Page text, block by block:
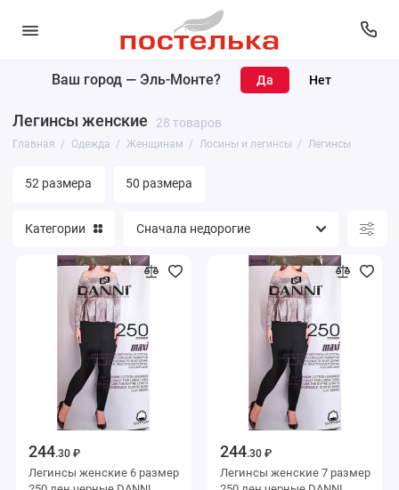
Ваш город — Эль-Монте?
Легинсы женские 28 товаров
Главная Одежда Женщинам Лосины и легинсы Легинсы
52 размера 50 размера
Мужчинам
Категории
244.30 ₽
Легинсы женские 6 размер
244.30 ₽
Легинсы женские 7 размер